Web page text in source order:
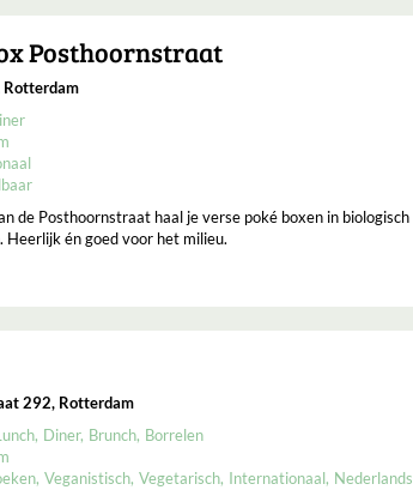
Posthoornstraat
Rotterdam
de Posthoornstraat haal je verse poké boxen in biologisch
Heerlijk én goed voor het milieu.
292, Rotterdam
Diner Brunch Borrelen
Veganistisch Vegetarisch Internationaal Nederlands